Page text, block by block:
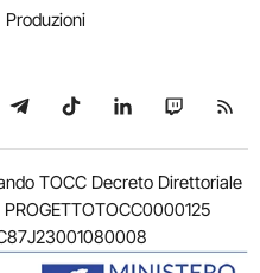
Produzioni
su WhatsApp
Seguici su Telegram
Seguici su TikTok
Seguici su
Seguici
TOCC Decreto Direttoriale